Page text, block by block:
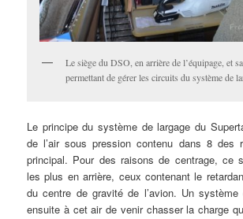
Le siège du DSO, en arrière de l’équipage, et
permettant de gérer les circuits du système de
Le principe du système de largage du
de l’air sous pression contenu dans 8 des
principal. Pour des raisons de centrage, ce
les plus en arrière, ceux contenant le
du centre de gravité de l’avion. Un
ensuite à cet air de venir chasser la charge